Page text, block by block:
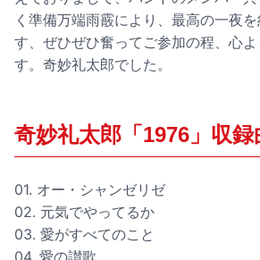
く準備万端雨霰により、最高の一夜
す、ぜひぜひ奮ってご参加の程、心
す。奇妙礼太郎でした。
奇妙礼太郎「1976」収録
01. オー・シャンゼリゼ
02. 元気でやってるか
03. 愛がすべてのこと